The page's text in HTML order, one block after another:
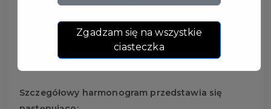
każdy czwartek od 06.07 do 31.08.2023 r. w
godzinach 10:00-12:00, będzie można spędzić czas
na pruszczańskich placach zabaw.
Szczegółowy harmonogram przedstawia się
Zgadzam się na wszystkie
ciasteczka